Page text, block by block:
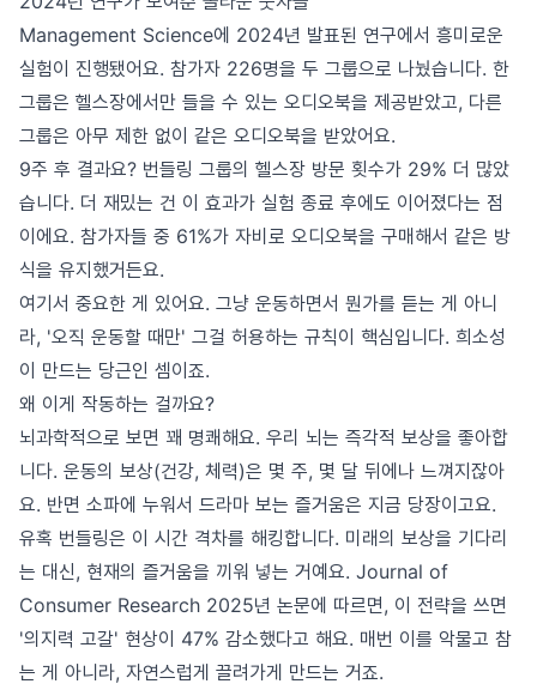
Management Science에 2024년 발표된 연구에서 흥미로운
실험이 진행됐어요. 참가자 226명을 두 그룹으로 나눴습니다. 한
그룹은 헬스장에서만 들을 수 있는 오디오북을 제공받았고, 다른
그룹은 아무 제한 없이 같은 오디오북을 받았어요.
9주 후 결과요? 번들링 그룹의 헬스장 방문 횟수가 29% 더 많았
습니다. 더 재밌는 건 이 효과가 실험 종료 후에도 이어졌다는 점
이에요. 참가자들 중 61%가 자비로 오디오북을 구매해서 같은 방
식을 유지했거든요.
여기서 중요한 게 있어요. 그냥 운동하면서 뭔가를 듣는 게 아니
라, '오직 운동할 때만' 그걸 허용하는 규칙이 핵심입니다. 희소성
이 만드는 당근인 셈이죠.
왜 이게 작동하는 걸까요?
뇌과학적으로 보면 꽤 명쾌해요. 우리 뇌는 즉각적 보상을 좋아합
니다. 운동의 보상(건강, 체력)은 몇 주, 몇 달 뒤에나 느껴지잖아
요. 반면 소파에 누워서 드라마 보는 즐거움은 지금 당장이고요.
유혹 번들링은 이 시간 격차를 해킹합니다. 미래의 보상을 기다리
는 대신, 현재의 즐거움을 끼워 넣는 거예요. Journal of
Consumer Research 2025년 논문에 따르면, 이 전략을 쓰면
'의지력 고갈' 현상이 47% 감소했다고 해요. 매번 이를 악물고 참
는 게 아니라, 자연스럽게 끌려가게 만드는 거죠.